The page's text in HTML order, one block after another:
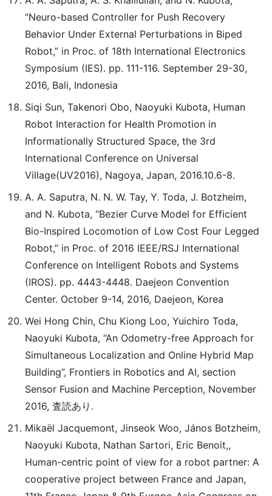
“Neuro-based Controller for Push Recovery
Behavior Under External Perturbations in Biped
Robot,” in Proc. of 18th International Electronics
Symposium (IES). pp. 111-116. September 29-30,
2016, Bali, Indonesia
Siqi Sun, Takenori Obo, Naoyuki Kubota, Human
Robot Interaction for Health Promotion in
Informationally Structured Space, the 3rd
International Conference on Universal
Village(UV2016), Nagoya, Japan, 2016.10.6-8.
A. A. Saputra, N. N. W. Tay, Y. Toda, J. Botzheim,
and N. Kubota, “Bezier Curve Model for Efficient
Bio-Inspired Locomotion of Low Cost Four Legged
Robot,” in Proc. of 2016 IEEE/RSJ International
Conference on Intelligent Robots and Systems
(IROS). pp. 4443-4448. Daejeon Convention
Center. October 9-14, 2016, Daejeon, Korea
Wei Hong Chin, Chu Kiong Loo, Yuichiro Toda,
Naoyuki Kubota, “An Odometry-free Approach for
Simultaneous Localization and Online Hybrid Map
Building”, Frontiers in Robotics and AI, section
Sensor Fusion and Machine Perception, November
2016, 査読あり.
Mikaël Jacquemont, Jinseok Woo, János Botzheim,
Naoyuki Kubota, Nathan Sartori, Eric Benoit,,
Human-centric point of view for a robot partner: A
cooperative project between France and Japan,